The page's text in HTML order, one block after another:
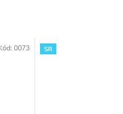
0073 SR